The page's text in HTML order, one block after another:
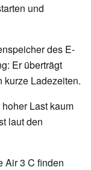
und
des E-
Er überträgt
kurze Ladezeiten.
Last kaum
laut den
Air 3 C finden